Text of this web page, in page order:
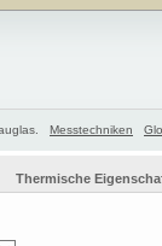
Messtechniken
Thermische